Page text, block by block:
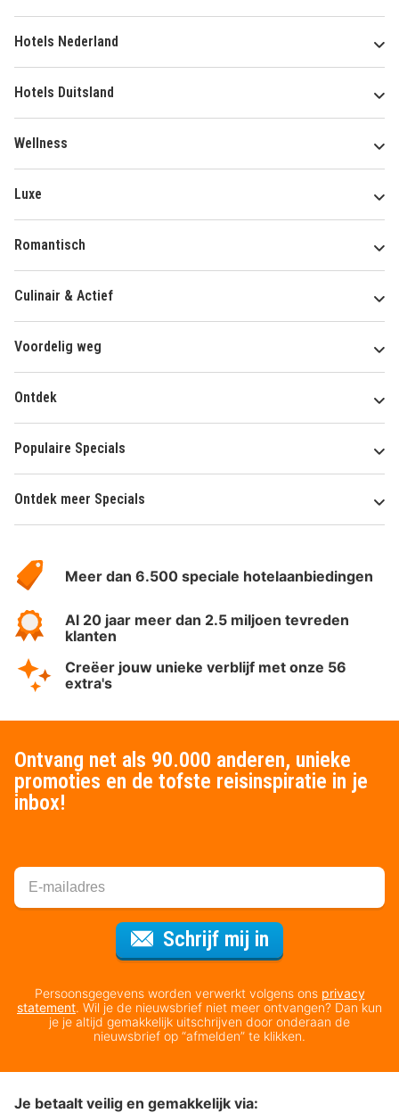
Hotels Nederland
Hotels Duitsland
Wellness
Luxe
Romantisch
Culinair & Actief
Voordelig weg
Ontdek
Populaire Specials
Ontdek meer Specials
HotelSpecials
Meer dan 6.500 speciale hotelaanbiedingen
Al 20 jaar meer dan 2.5 miljoen tevreden
klanten
Creëer jouw unieke verblijf met onze 56
extra's
Ontvang net als 90.000 anderen, unieke
promoties en de tofste reisinspiratie in je
inbox!
Schrijf mij in
Persoonsgegevens worden verwerkt volgens ons privacy
statement. Wil je de nieuwsbrief niet meer ontvangen? Dan kun
je je altijd gemakkelijk uitschrijven door onderaan de
nieuwsbrief op “afmelden” te klikken.
Je betaalt veilig en gemakkelijk via: